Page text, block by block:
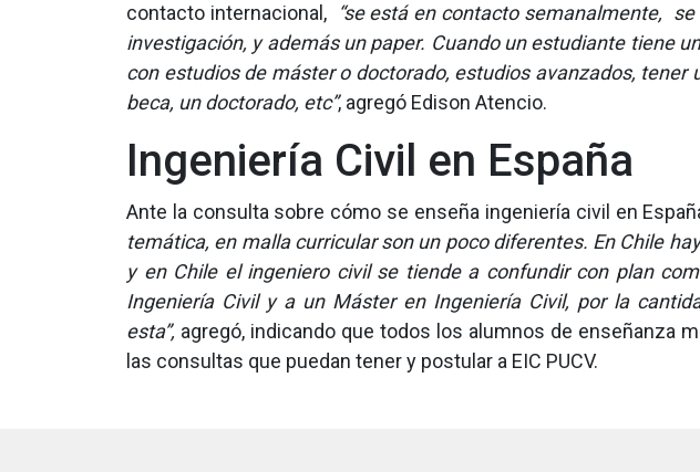
contacto internacional,
“se está en contacto semanalmente,
investigación, y además un paper. Cuando un estudiante tiene
con estudios de máster o doctorado, estudios avanzados,
beca, un doctorado, etc”, agregó Edison Atencio.
Ingeniería Civil en España
Ante la consulta sobre cómo se enseña ingeniería civil en
temática, en malla curricular son un poco diferentes. En Chile
y en Chile el ingeniero civil se tiende a confundir con plan
Ingeniería Civil y a un Máster en Ingeniería Civil, por la
esta”, agregó, indicando que todos los alumnos de enseñanza
las consultas que puedan tener y postular a EIC PUCV.